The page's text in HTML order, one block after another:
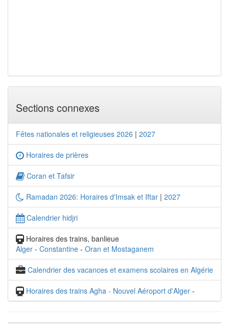
Sections connexes
Fêtes nationales et religieuses 2026 | 2027
Horaires de prières
Coran et Tafsir
Ramadan 2026: Horaires d'Imsak et Iftar | 2027
Calendrier hidjri
Horaires des trains, banlieue
Alger - Constantine - Oran et Mostaganem
Calendrier des vacances et examens scolaires en Algérie
Horaires des trains Agha - Nouvel Aéroport d'Alger -